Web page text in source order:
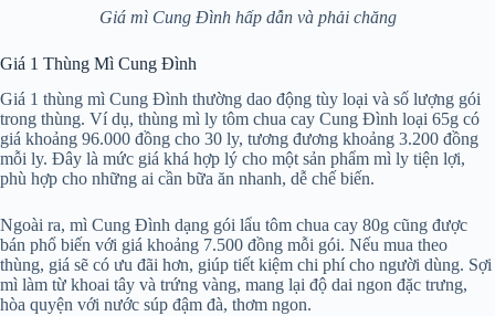
Giá mì Cung Đình hấp dẫn và phải chăng
Giá 1 Thùng Mì Cung Đình
Giá 1 thùng mì Cung Đình thường dao động tùy loại và số lượng gói
trong thùng. Ví dụ, thùng mì ly tôm chua cay Cung Đình loại 65g có
giá khoảng 96.000 đồng cho 30 ly, tương đương khoảng 3.200 đồng
mỗi ly. Đây là mức giá khá hợp lý cho một sản phẩm mì ly tiện lợi,
phù hợp cho những ai cần bữa ăn nhanh, dễ chế biến.
Ngoài ra, mì Cung Đình dạng gói lẩu tôm chua cay 80g cũng được
bán phổ biến với giá khoảng 7.500 đồng mỗi gói. Nếu mua theo
thùng, giá sẽ có ưu đãi hơn, giúp tiết kiệm chi phí cho người dùng. Sợi
mì làm từ khoai tây và trứng vàng, mang lại độ dai ngon đặc trưng,
hòa quyện với nước súp đậm đà, thơm ngon.